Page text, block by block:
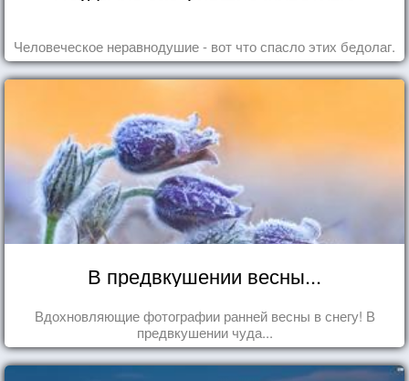
Человеческое неравнодушие - вот что спасло этих бедолаг.
В предвкушении весны...
Вдохновляющие фотографии ранней весны в снегу! В
предвкушении чуда...